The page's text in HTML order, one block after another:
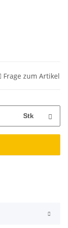
Frage zum Artikel
Stk